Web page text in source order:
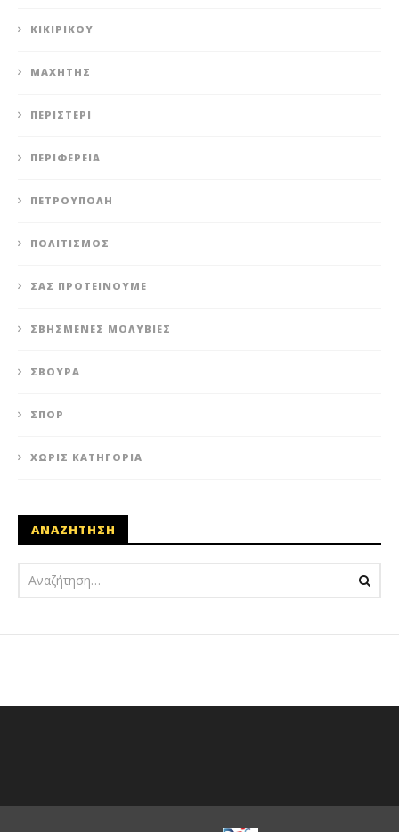
ΚΙΚΙΡΙΚΟΥ
ΜΑΧΗΤΗΣ
ΠΕΡΙΣΤΈΡΙ
ΠΕΡΙΦΈΡΕΙΑ
ΠΕΤΡΟΎΠΟΛΗ
ΠΟΛΙΤΙΣΜΌΣ
ΣΑΣ ΠΡΟΤΕΊΝΟΥΜΕ
ΣΒΗΣΜΈΝΕΣ ΜΟΛΥΒΙΈΣ
ΣΒΟΎΡΑ
ΣΠΟΡ
ΧΩΡΊΣ ΚΑΤΗΓΟΡΊΑ
ΑΝΑΖΗΤΗΣΗ